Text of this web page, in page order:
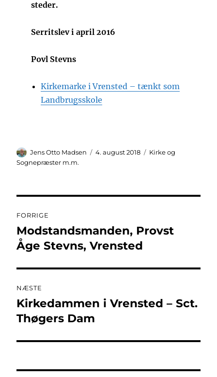
steder.
Serritslev i april 2016
Povl Stevns
Kirkemarke i Vrensted – tænkt som
Landbrugsskole
Forfatter
Jens Otto Madsen Udgivet
4. august 2018 Kategorier
Kirke og
Sognepræster m.m.
FORRIGE
Forrige
indlæg:
Modstandsmanden, Provst
Åge Stevns, Vrensted
NÆSTE
Næste
indlæg:
Kirkedammen i Vrensted – Sct.
Thøgers Dam